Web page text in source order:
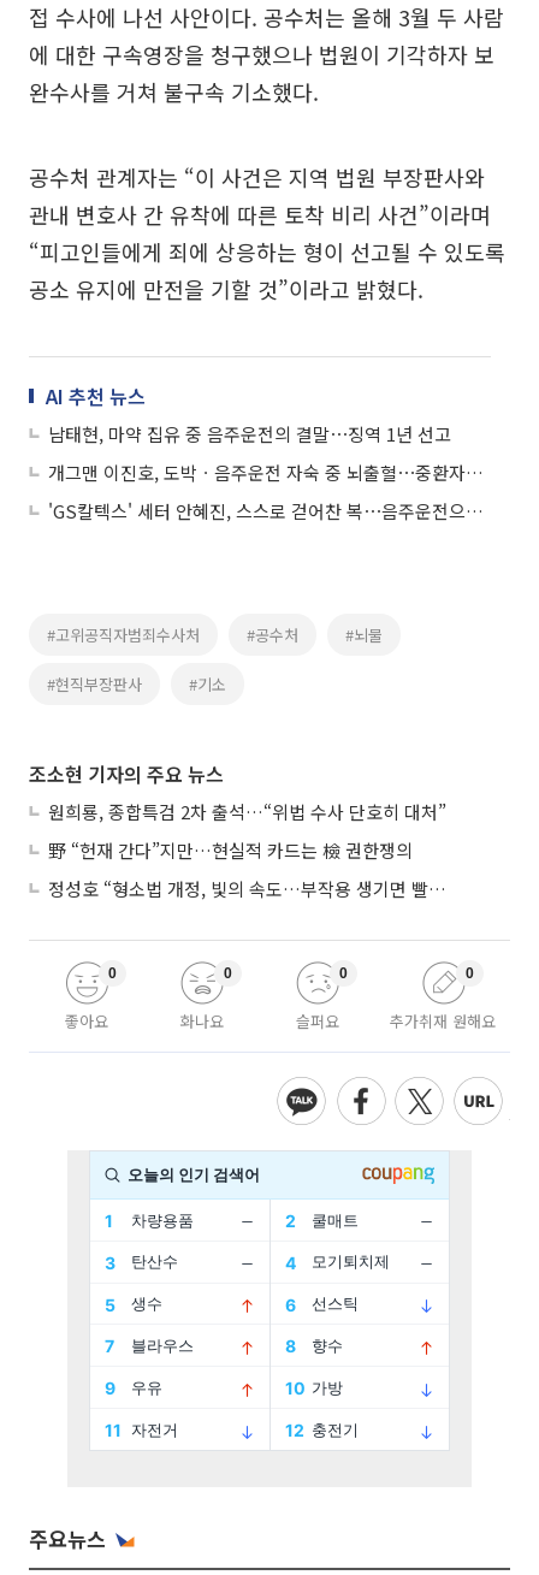
접 수사에 나선 사안이다. 공수처는 올해 3월 두 사람
에 대한 구속영장을 청구했으나 법원이 기각하자 보
완수사를 거쳐 불구속 기소했다.
공수처 관계자는 “이 사건은 지역 법원 부장판사와
관내 변호사 간 유착에 따른 토착 비리 사건”이라며
“피고인들에게 죄에 상응하는 형이 선고될 수 있도록
공소 유지에 만전을 기할 것”이라고 밝혔다.
AI 추천 뉴스
남태현, 마약 집유 중 음주운전의 결말⋯징역 1년 선고
개그맨 이진호, 도박ㆍ음주운전 자숙 중 뇌출혈⋯중환자실 입원 치료 중
'GS칼텍스' 세터 안혜진, 스스로 걷어찬 복⋯음주운전으로 자필 사과
#고위공직자범죄수사처 #공수처 #뇌물
#현직부장판사 #기소
조소현 기자의 주요 뉴스
원희룡, 종합특검 2차 출석…“위법 수사 단호히 대처”
野 “헌재 간다”지만…현실적 카드는 檢 권한쟁의
정성호 “형소법 개정, 빛의 속도…부작용 생기면 빨리 고쳐야”
좋아요
0
화나요
0
슬퍼요
0
추가취재 원해요
0
주요뉴스